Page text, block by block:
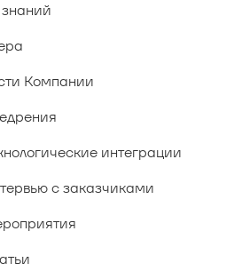
Компании
интеграции
с заказчиками